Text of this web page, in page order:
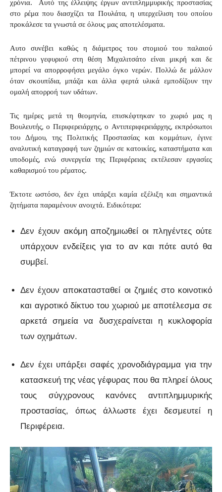
χρόνια. Αυτό της έλλειψης έργων αντιπλημμυρικής προστασίας
στο ρέμα που διασχίζει τα Πουλάτα, η υπερχείλιση του οποίου
προκάλεσε τα γνωστά σε όλους μας αποτελέσματα.
Αυτο συνέβει καθώς η διάμετρος του στομιού του παλαιού
πέτρινου γεφυριού στη θέση Μιχαλιτσάτο είναι μικρή και δε
μπορεί να απορροφήσει μεγάλο όγκο νερών. Πολλώ δε μάλλον
όταν σκουπίδια, μπάζα και άλλα φερτά υλικά εμποδίζουν την
ομαλή απορροή των υδάτων.
Τις ημέρες μετά τη θεομηνία, επισκέφτηκαν το χωριό μας η
Βουλευτής, ο Περιφερειάρχης, ο Αντιπεριφερειάρχης, εκπρόσωποι
του Δήμου, της Πολιτικής Προστασίας και κομμάτων, έγινε
αναλυτική καταγραφή των ζημιών σε κατοικίες, καταστήματα και
υποδομές, ενώ συνεργεία της Περιφέρειας εκτέλεσαν εργασίες
καθαρισμού του ρέματος.
Έκτοτε ωστόσο, δεν έχει υπάρξει καμία εξέλιξη και σημαντικά
ζητήματα παραμένουν ανοιχτά. Ειδικότερα:
Δεν έχουν ακόμη αποζημιωθεί οι πληγέντες ούτε
υπάρχουν ενδείξεις για το αν και πότε αυτό θα
συμβεί.
Δεν έχουν αποκατασταθεί οι ζημιές στο κοινοτικό
και αγροτικό δίκτυο του χωριού με αποτέλεσμα σε
αρκετά σημεία να δυσχεραίνεται η κυκλοφορία
των οχημάτων.
Δεν έχει υπάρξει σαφές χρονοδιάγραμμα για την
κατασκευή της νέας γέφυρας που θα πληρεί όλους
τους σύγχρονους κανόνες αντιπλημμυρικής
προστασίας, όπως άλλωστε έχει δεσμευτεί η
Περιφέρεια.